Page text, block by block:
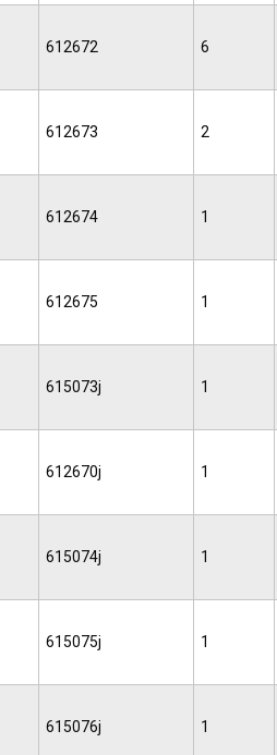
612672 6
612673 2
612674 1
612675 1
615073j 1
612670j 1
615074j 1
615075j 1
615076j 1